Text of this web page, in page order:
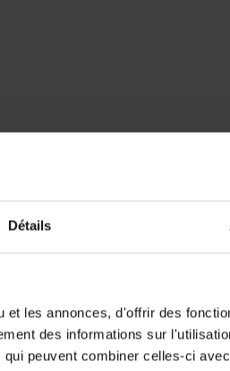
Détails
les annonces, d'offrir des
des informations sur
peuvent combiner celles-ci